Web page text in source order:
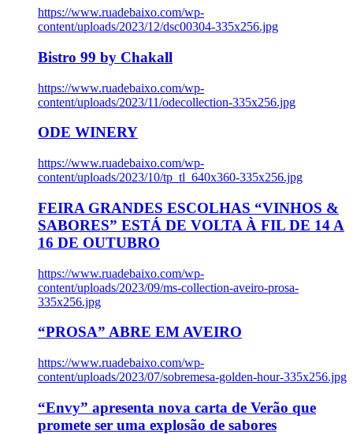
https://www.ruadebaixo.com/wp-
content/uploads/2023/12/dsc00304-335x256.jpg
Bistro 99 by Chakall
https://www.ruadebaixo.com/wp-
content/uploads/2023/11/odecollection-335x256.jpg
ODE WINERY
https://www.ruadebaixo.com/wp-
content/uploads/2023/10/tp_tl_640x360-335x256.jpg
FEIRA GRANDES ESCOLHAS “VINHOS &
SABORES” ESTÁ DE VOLTA À FIL DE 14 A
16 DE OUTUBRO
https://www.ruadebaixo.com/wp-
content/uploads/2023/09/ms-collection-aveiro-prosa-
335x256.jpg
“PROSA” ABRE EM AVEIRO
https://www.ruadebaixo.com/wp-
content/uploads/2023/07/sobremesa-golden-hour-335x256.jpg
“Envy” apresenta nova carta de Verão que
promete ser uma explosão de sabores